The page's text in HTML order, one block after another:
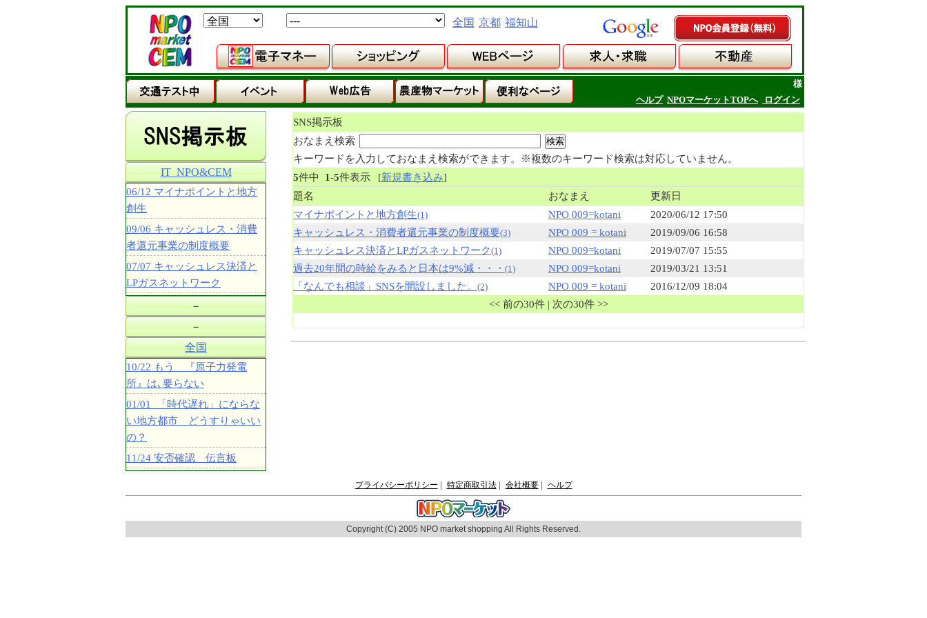
全国 京都 福知山
様
ヘルプ NPOマーケットTOPへ ログイン
SNS掲示板
おなまえ検索
キーワードを入力しておなまえ検索ができます。※複数のキーワード検索は対応していません。
5件中 1-5件表示 [新規書き込み]
題名
おなまえ
更新日
マイナポイントと地方創生(1) NPO 009=kotani
2020/06/12 17:50
キャッシュレス・消費者還元事業の制度概要(3) NPO 009 = kotani
2019/09/06 16:58
キャッシュレス決済とLPガスネットワーク(1) NPO 009=kotani
2019/07/07 15:55
過去20年間の時給をみると日本は9%減・・・ (1) NPO 009=kotani
2019/03/21 13:51
「なんでも相談」SNSを開設しました。 (2) NPO 009 = kotani
2016/12/09 18:04
<< 前の30件 | 次の30件 >>
IT_NPO&CEM
06/12 マイナポイントと地方
創生
09/06 キャッシュレス・消費
者還元事業の制度概要
07/07 キャッシュレス決済と
LPガスネットワーク
－
－
全国
10/22 もう 『原子力発電
所』は､要らない
01/01 「時代遅れ」にならな
い地方都市 どうすりゃいい
の？
11/24 安否確認 伝言板
プライバシーポリシー 特定商取引法| 会社概要| ヘルプ
Copyright (C) 2005 NPO market shopping All Rights Reserved.